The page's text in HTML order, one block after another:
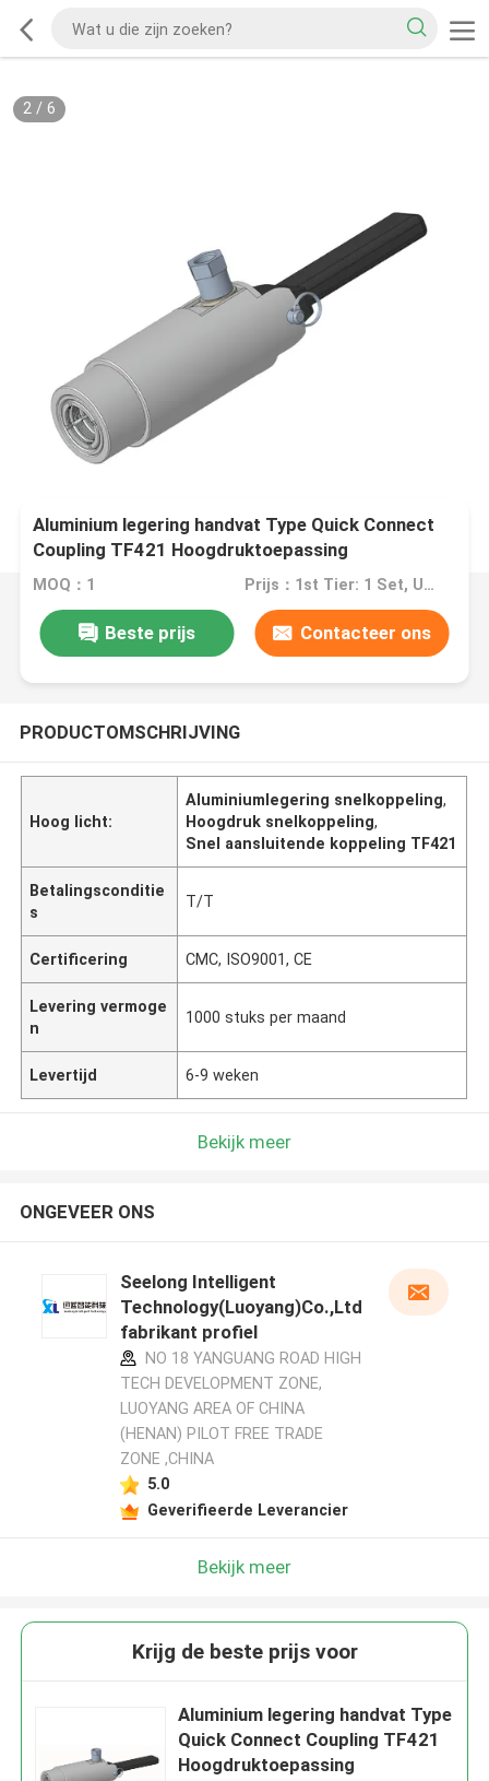
2/ 6
Aluminium legering handvat Type Quick Connect
Coupling TF421 Hoogdruktoepassing
MOQ：1 Prijs：1st Tier: 1 Set, Unit Price USD 3.00 2nd Tier: 2-5 Sets, Unit Price USD 2.00 3rd Tier: Over 5 Sets, Unit Price USD 1.00
Beste prijs Contacteer ons
PRODUCTOMSCHRIJVING
Hoog licht:
Aluminiumlegering snelkoppeling,
Hoogdruk snelkoppeling,
Snel aansluitende koppeling TF421
Betalingsconditie
s
T/T
Certificering CMC, ISO9001, CE
Levering vermoge
n
1000 stuks per maand
Levertijd 6-9 weken
Bekijk meer
ONGEVEER ONS
Seelong Intelligent
Technology(Luoyang)Co.,Ltd
fabrikant profiel
NO 18 YANGUANG ROAD HIGH
TECH DEVELOPMENT ZONE,
LUOYANG AREA OF CHINA
(HENAN) PILOT FREE TRADE
ZONE ,CHINA
5.0
Geverifieerde Leverancier
Bekijk meer
Krijg de beste prijs voor
Aluminium legering handvat Type
Quick Connect Coupling TF421
Hoogdruktoepassing